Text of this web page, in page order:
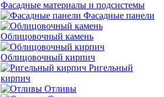
Фасадные материалы и подсистемы
Фасадные панели
Облицовочный камень
Облицовочный кирпич
Ригельный
кирпич
Отливы